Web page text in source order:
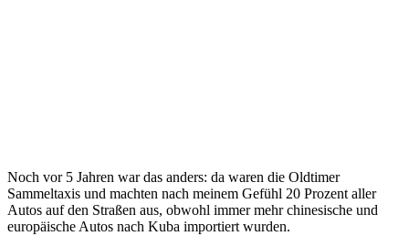
Noch vor 5 Jahren war das anders: da waren die Oldtimer
Sammeltaxis und machten nach meinem Gefühl 20 Prozent aller
Autos auf den Straßen aus, obwohl immer mehr chinesische und
europäische Autos nach Kuba importiert wurden.